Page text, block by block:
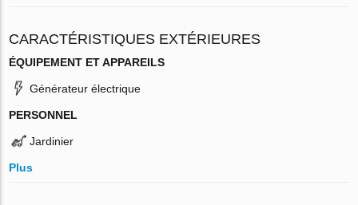
CARACTÉRISTIQUES EXTÉRIEURES
ÉQUIPEMENT ET APPAREILS
Générateur électrique
PERSONNEL
Jardinier
Plus